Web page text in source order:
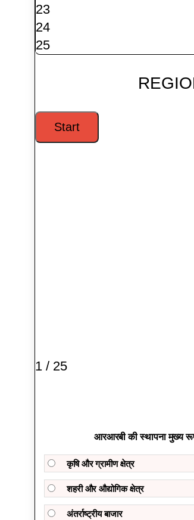
23
24
25
1 / 25
आरआरबी की स्थापना मुख्य
कृषि और ग्रामीण क्षेत्र
शहरी और औद्योगिक क्षेत्र
अंतर्राष्ट्रीय बाजार